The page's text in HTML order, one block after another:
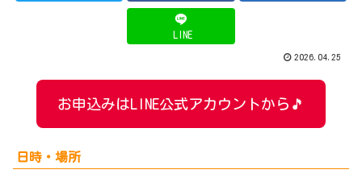
LINE
2026.04.25
お申込みはLINE公式アカウントから🎵
日時・場所